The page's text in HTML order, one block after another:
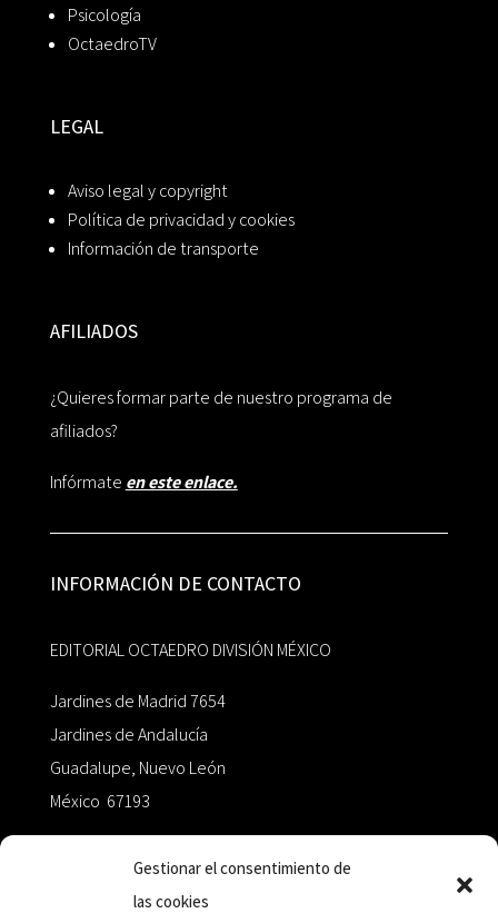
Gestionar el consentimiento de
las cookies
Psicología
OctaedroTV
LEGAL
Aviso legal y copyright
Política de privacidad y cookies
Información de transporte
AFILIADOS
¿Quieres formar parte de nuestro programa de
afiliados?
Infórmate en este enlace.
INFORMACIÓN DE CONTACTO
EDITORIAL OCTAEDRO DIVISIÓN MÉXICO
Jardines de Madrid 7654
Jardines de Andalucía
Guadalupe, Nuevo León
México 67193
+52 811.499.5638